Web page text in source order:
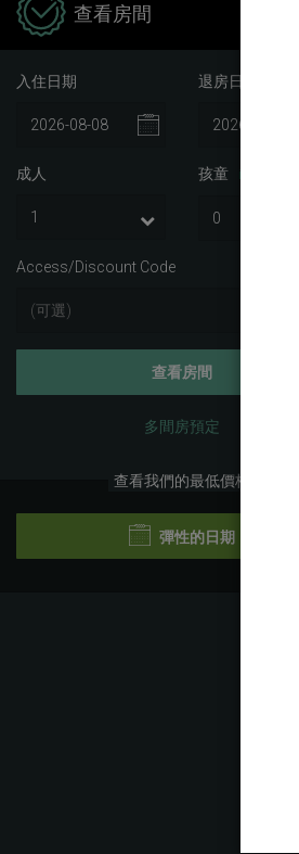
查看房間
入住日期 退房日期
成人 孩童 i
Access/Discount Code
查看房間
多間房預定
查看我們的最低價格
彈性的日期